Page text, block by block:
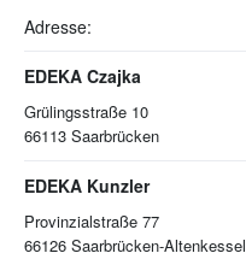
Adresse:
EDEKA Czajka
Grülingsstraße 10
66113 Saarbrücken
EDEKA Kunzler
Provinzialstraße 77
66126 Saarbrücken-Altenkessel